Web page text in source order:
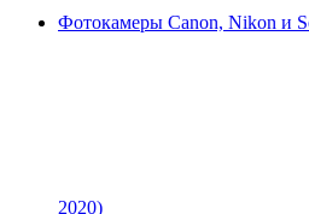
Фотокамеры Canon, Nikon и
2020)